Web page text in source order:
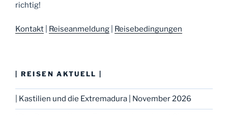
richtig!
Kontakt Reiseanmeldung Reisebedingungen
| REISEN AKTUELL |
| Kastilien und die Extremadura | November 2026